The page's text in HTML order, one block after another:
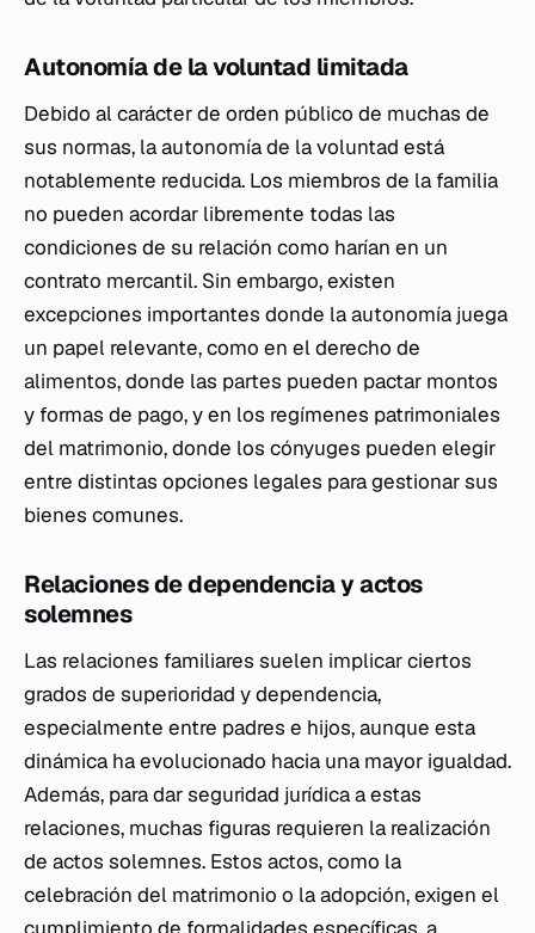
Autonomía de la voluntad limitada
Debido al carácter de orden público de muchas de
sus normas, la autonomía de la voluntad está
notablemente reducida. Los miembros de la familia
no pueden acordar libremente todas las
condiciones de su relación como harían en un
contrato mercantil. Sin embargo, existen
excepciones importantes donde la autonomía juega
un papel relevante, como en el derecho de
alimentos, donde las partes pueden pactar montos
y formas de pago, y en los regímenes patrimoniales
del matrimonio, donde los cónyuges pueden elegir
entre distintas opciones legales para gestionar sus
bienes comunes.
Relaciones de dependencia y actos
solemnes
Las relaciones familiares suelen implicar ciertos
grados de superioridad y dependencia,
especialmente entre padres e hijos, aunque esta
dinámica ha evolucionado hacia una mayor igualdad.
Además, para dar seguridad jurídica a estas
relaciones, muchas figuras requieren la realización
de actos solemnes. Estos actos, como la
celebración del matrimonio o la adopción, exigen el